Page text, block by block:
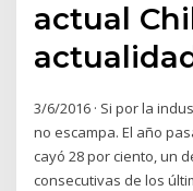
actual
3/6/2016 · Si por la
no escampa. El año
cayó 28 por ciento, un
consecutivas de los